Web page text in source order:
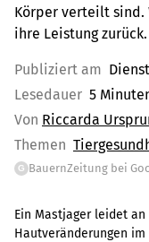
Körper verteilt sind.
ihre Leistung zurück.
Publiziert am
Lesedauer 5
Von Riccarda
Themen
G BauernZeitung bei
Ein Mastjager leidet
Hautveränderungen